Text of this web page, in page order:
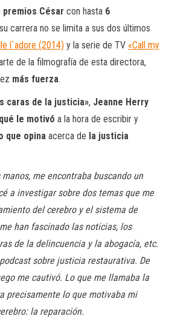
premios César con hasta 6
carrera no se limita a sus dos últimos
l`adore (2014) y la serie de TV «Call my
de la filmografía de esta directora,
más fuerza.
caras de la justicia», Jeanne Herry
qué le motivó a la hora de escribir y
que opina acerca de la justicia
me encontraba buscando un
a investigar sobre dos temas que me
del cerebro y el sistema de
han fascinado las noticias, los
de la delincuencia y la abogacía, etc.
sobre justicia restaurativa. De
me cautivó. Lo que me llamaba la
precisamente lo que motivaba mi
la reparación.